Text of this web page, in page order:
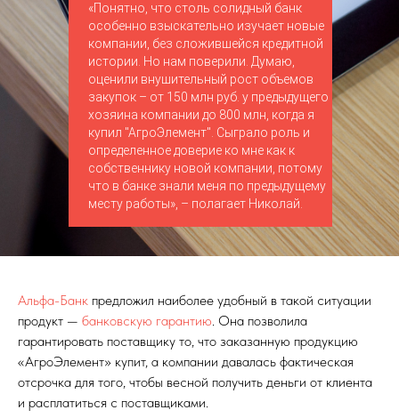
«Понятно, что столь солидный банк
особенно взыскательно изучает новые
компании, без сложившейся кредитной
истории. Но нам поверили. Думаю,
оценили внушительный рост объемов
закупок – от 150 млн руб. у предыдущего
хозяина компании до 800 млн, когда я
купил "АгроЭлемент". Сыграло роль и
определенное доверие ко мне как к
собственнику новой компании, потому
что в банке знали меня по предыдущему
месту работы», – полагает Николай.
Альфа-Банк предложил наиболее удобный в такой ситуации
продукт — банковскую гарантию. Она позволила
гарантировать поставщику то, что заказанную продукцию
«АгроЭлемент» купит, а компании давалась фактическая
отсрочка для того, чтобы весной получить деньги от клиента
и расплатиться с поставщиками.